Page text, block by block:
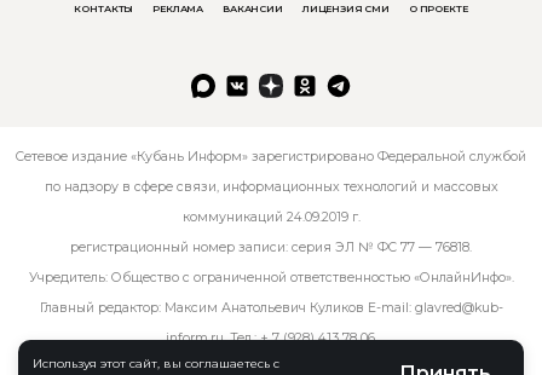
Используя этот сайт, вы соглашаетесь с
КОНТАКТЫ РЕКЛАМА ВАКАНСИИ ЛИЦЕНЗИЯ СМИ О ПРОЕКТЕ
Сетевое издание «Кубань Информ» зарегистрировано Федеральной службой
по надзору в сфере связи, информационных технологий и массовых
коммуникаций 24.09.2019 г.
регистрационный номер записи: серия ЭЛ № ФС 77 — 76818.
Учредитель: Общество с ограниченной ответственностью «ОнлайнИнфо».
Главный редактор: Максим Анатольевич Куликов E-mail: glavred@kub-
inform.ru. Тел.:+ 7 (928) 413 78 06.